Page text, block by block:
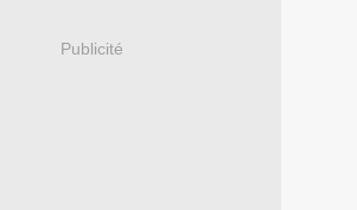
Publicité